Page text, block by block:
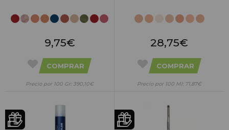
9,75€
COMPRAR
Precio por 100 Gr: 390,10€
28,75€
COMPRAR
Precio por 100 Ml: 71,87€